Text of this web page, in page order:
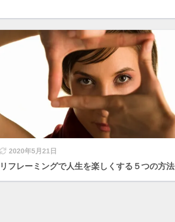
2020年5月21日
リフレーミングで人生を楽しくする５つの方法